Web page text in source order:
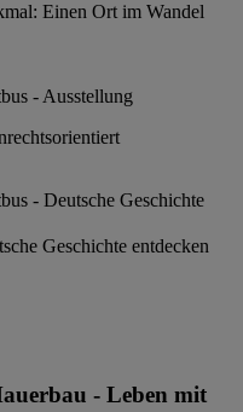
Einen Ort im Wandel
Geschichte entdecken
- Leben mit